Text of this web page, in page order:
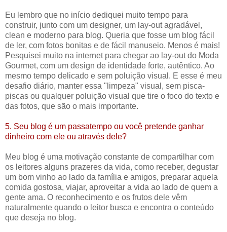
Eu lembro que no início dediquei muito tempo para
construir, junto com um designer, um lay-out agradável,
clean e moderno para blog. Queria que fosse um blog fácil
de ler, com fotos bonitas e de fácil manuseio. Menos é mais!
Pesquisei muito na internet para chegar ao lay-out do Moda
Gourmet, com um design de identidade forte, autêntico. Ao
mesmo tempo delicado e sem poluição visual. E esse é meu
desafio diário, manter essa "limpeza" visual, sem pisca-
piscas ou qualquer poluição visual que tire o foco do texto e
das fotos, que são o mais importante.
5. Seu blog é um passatempo ou você pretende ganhar
dinheiro com ele ou através dele?
Meu blog é uma motivação constante de compartilhar com
os leitores alguns prazeres da vida, como receber, degustar
um bom vinho ao lado da família e amigos, preparar aquela
comida gostosa, viajar, aproveitar a vida ao lado de quem a
gente ama. O reconhecimento e os frutos dele vêm
naturalmente quando o leitor busca e encontra o conteúdo
que deseja no blog.